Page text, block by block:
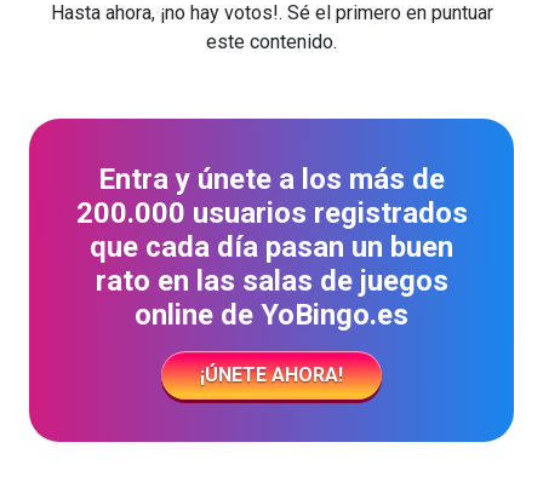
Hasta ahora, ¡no hay votos!. Sé el primero en puntuar
este contenido.
Entra y únete a los más de
200.000 usuarios registrados
que cada día pasan un buen
rato en las salas de juegos
online de YoBingo.es
¡ÚNETE AHORA!